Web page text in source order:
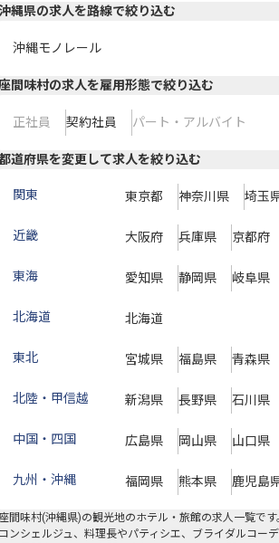
沖縄県の求人を路線で絞り込む
沖縄モノレール
間味村の求人を雇用形態で絞り込む
正社員 契約社員 パート・アルバイト
道府県を変更して求人を絞り込む
関東 東京都 神奈川県 埼玉
近畿 大阪府 兵庫県 京都府
東海 愛知県 静岡県 岐阜県
北海道 北海道
東北 宮城県 福島県 青森県
北陸・甲信越 新潟県 長野県 石川県
中国・四国 広島県 岡山県 山口県
九州・沖縄 福岡県 熊本県 鹿児島
座間味村(沖縄県)の観光地のホテル・旅館の求人一覧で
コンシェルジュ、料理長やパティシエ、ブライダルコー